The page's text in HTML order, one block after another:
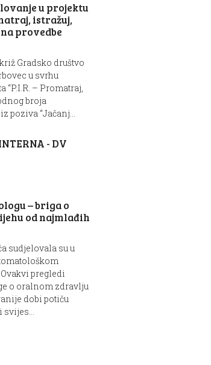
u projektu
istražuj,
provedbe
Gradsko društvo
u svrhu
“P.I.R. – Promatraj,
broja
iz poziva “Jačanj...
- DV
– briga o
od najmlađih
sudjelovala su u
pregledi
o oralnom zdravlju
dobi potiču